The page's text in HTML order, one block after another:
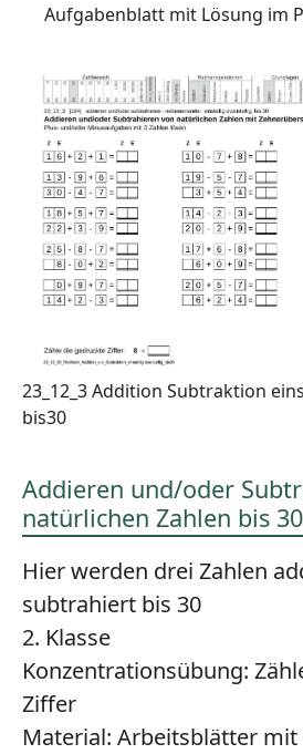
Aufgabenblatt mit Lösung im
23_12_3 Addition Subtraktion
bis30
Addieren und/oder
natürlichen Zahlen bis 30
Hier werden drei Zahlen
subtrahiert bis 30
2. Klasse
Konzentrationsübung:
Ziffer
Material: Arbeitsblätter mit